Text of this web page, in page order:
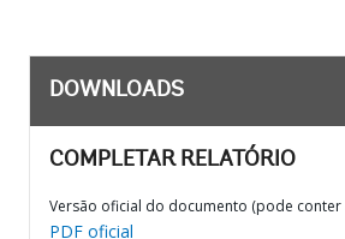
DOWNLOADS
COMPLETAR RELATÓRIO
Versão oficial do documento (pode conter
PDF oficial